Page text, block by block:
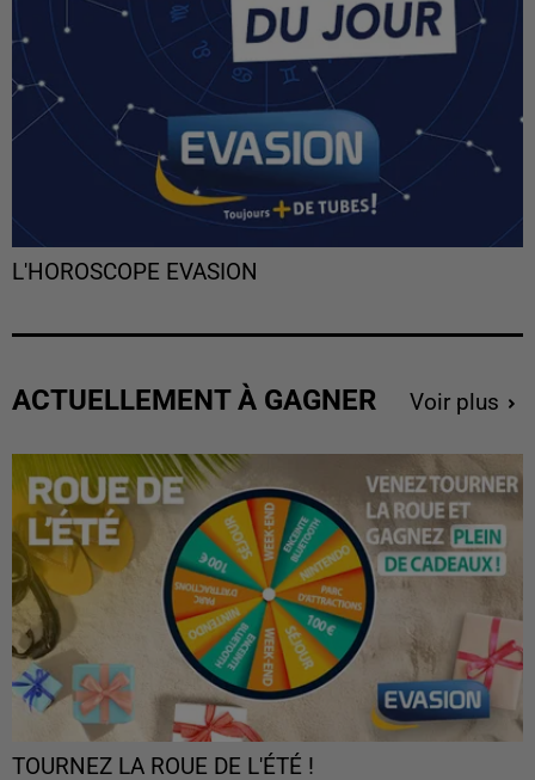
L'HOROSCOPE EVASION
ACTUELLEMENT À GAGNER Voir plus
TOURNEZ LA ROUE DE L'ÉTÉ !